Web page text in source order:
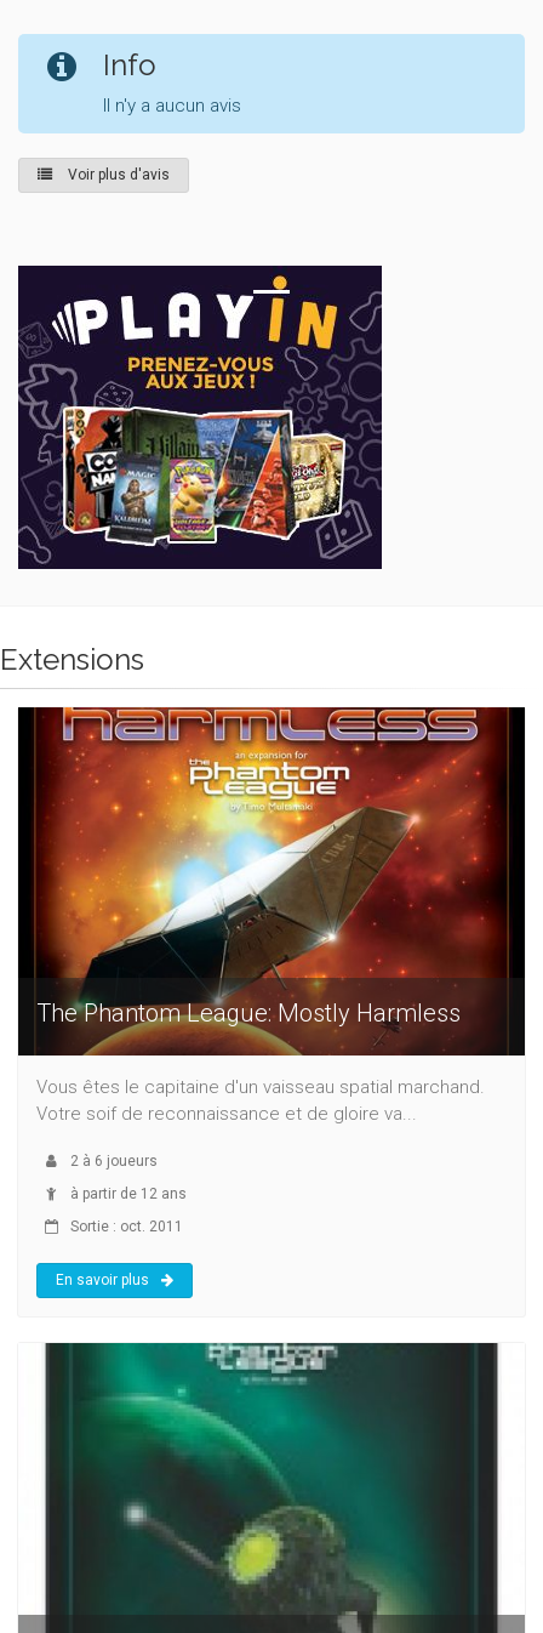
Info
Il n'y a aucun avis
Voir plus d'avis
Extensions
The Phantom League: Mostly Harmless
Vous êtes le capitaine d'un vaisseau spatial marchand.
Votre soif de reconnaissance et de gloire va...
2 à 6 joueurs
à partir de 12 ans
Sortie : oct. 2011
En savoir plus